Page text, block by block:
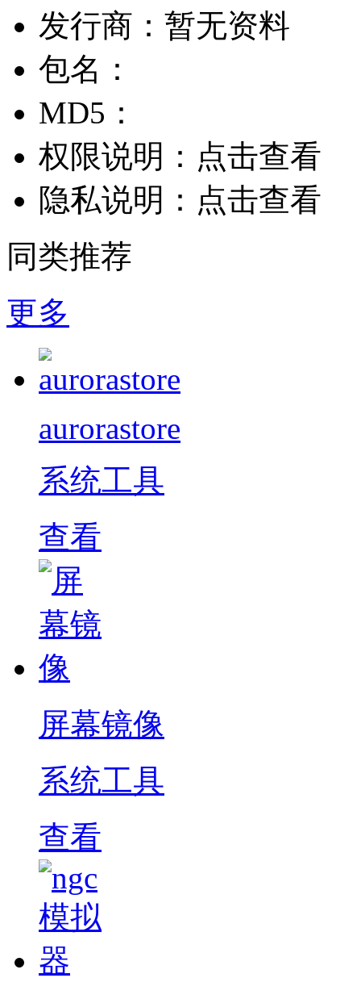
发行商： 暂无资料
包名：
MD5：
权限说明： 点击查看
隐私说明： 点击查看
同类推荐
更多
aurorastore
系统工具
查看
屏幕镜像
系统工具
查看